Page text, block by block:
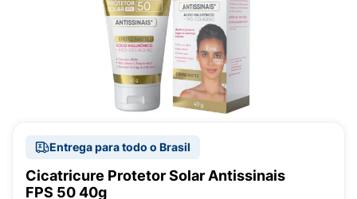
Entrega para todo o Brasil
Cicatricure Protetor Solar Antissinais
FPS 50 40g